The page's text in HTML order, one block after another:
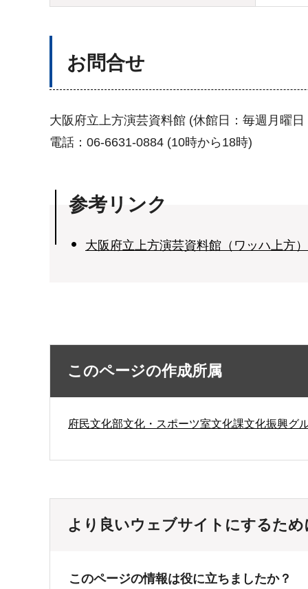
お問合せ
大阪府立上方演芸資料館 (休館日：毎週月曜
電話：06-6631-0884 (10時から18時)
参考リンク
大阪府立上方演芸資料館（ワッハ上方
このページの作成所属
府民文化部文化・スポーツ室文化課文化振興グ
より良いウェブサイトにするた
このページの情報は役に立ちましたか？